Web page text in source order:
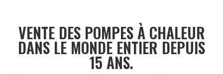
VENTE DES POMPES À CHALEUR
DANS LE MONDE ENTIER DEPUIS
15 ANS.